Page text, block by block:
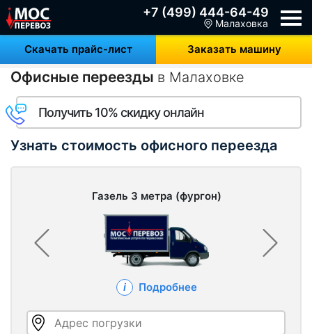
+7 (499) 444-64-49
Скачать прайс-лист Заказать машину
Малаховка
Офисные переезды в Малаховке
Получить 10% скидку онлайн
Узнать стоимость офисного переезда
Газель 3 метра (фургон)
Подробнее
Адрес погрузки